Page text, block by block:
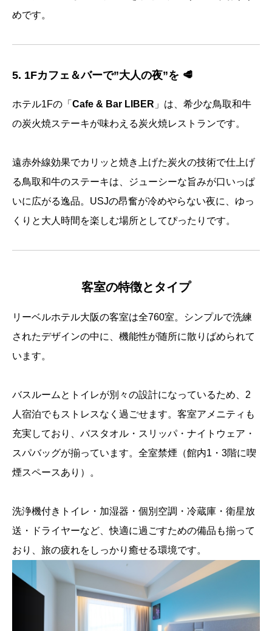
めです。
5. 1Fカフェ＆バーで”大人の夜”を 🥩
ホテル1Fの「 Cafe & Bar LIBER 」は、希少な鳥取和牛
の炭火焼ステーキが味わえる炭火焼レストランです。
遠赤外線効果でカリッと焼き上げた炭火の技術で仕上げ
る鳥取和牛のステーキは、ジューシーな旨みが口いっぱ
いに広がる逸品。USJの昂奮が冷めやらない夜に、ゆっ
くりと大人時間を楽しむ場所としてぴったりです。
客室の特徴とタイプ
リーベルホテル大阪の客室は全760室。シンプルで洗練
されたデザインの中に、機能性が随所に散りばめられて
います。
バスルームとトイレが別々の設計になっているため、2
人宿泊でもストレスなく過ごせます。客室アメニティも
充実しており、バスタオル・スリッパ・ナイトウェア・
スパバッグが揃っています。全室禁煙（館内1・3階に喫
煙スペースあり）。
洗浄機付きトイレ・加湿器・個別空調・冷蔵庫・衛星放
送・ドライヤーなど、快適に過ごすための備品も揃って
おり、旅の疲れをしっかり癒せる環境です。